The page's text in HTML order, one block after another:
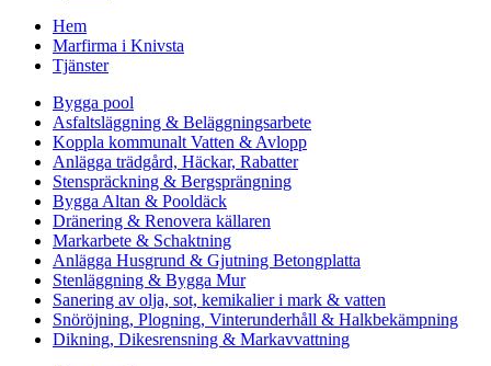
Hem
Marfirma i Knivsta
Tjänster
Bygga pool
Asfaltsläggning & Beläggningsarbete
Koppla kommunalt Vatten & Avlopp
Anlägga trädgård, Häckar, Rabatter
Stenspräckning & Bergsprängning
Bygga Altan & Pooldäck
Dränering & Renovera källaren
Markarbete & Schaktning
Anlägga Husgrund & Gjutning Betongplatta
Stenläggning & Bygga Mur
Sanering av olja, sot, kemikalier i mark & vatten
Snöröjning, Plogning, Vinterunderhåll & Halkbekämpning
Dikning, Dikesrensning & Markavvattning